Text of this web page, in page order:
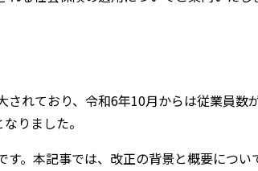
れており、令和6年10月からは従業員数
りました。
。本記事では、改正の背景と概要につい